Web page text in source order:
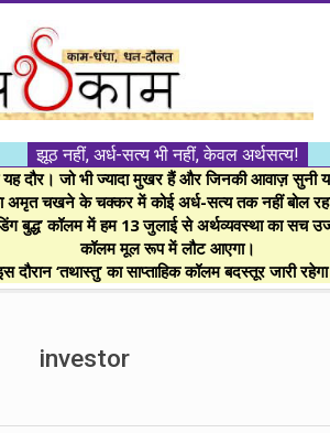
झूठ नहीं, अर्ध-सत्य भी नहीं, केवल अर्थसत्य!
दौर। जो भी ज्यादा मुखर हैं और जिनकी आवाज़ सुनी
अमृत चखने के चक्कर में कोई अर्ध-सत्य तक नहीं बोल
बुद्ध’ कॉलम में हम 13 जुलाई से अर्थव्यवस्था का सच
कॉलम मूल रूप में लौट आएगा।
दौरान ‘तथास्तु’ का साप्ताहिक कॉलम बदस्तूर जारी
investor